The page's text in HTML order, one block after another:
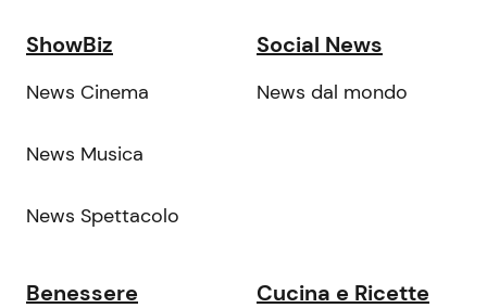
ShowBiz
News Cinema
News Musica
News Spettacolo
Social News
News dal mondo
Benessere Cucina e Ricette